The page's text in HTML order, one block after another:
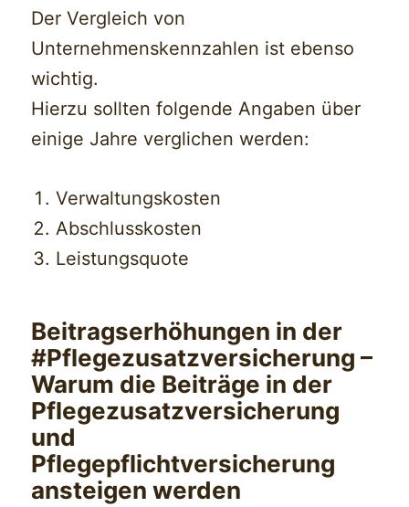
Der Vergleich von
Unternehmenskennzahlen ist ebenso
wichtig.
Hierzu sollten folgende Angaben über
einige Jahre verglichen werden:
Verwaltungskosten
Abschlusskosten
Leistungsquote
Beitragserhöhungen in der
#Pflegezusatzversicherung –
Warum die Beiträge in der
Pflegezusatzversicherung
und
Pflegepflichtversicherung
ansteigen werden